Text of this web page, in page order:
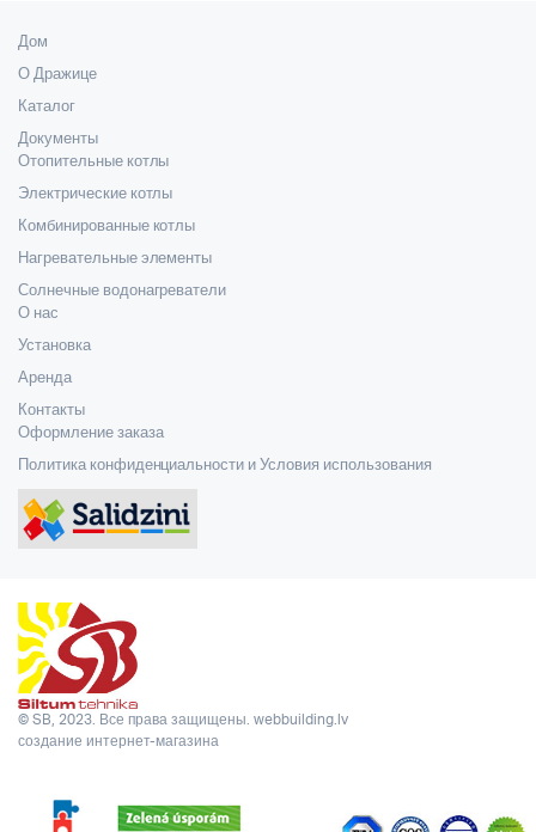
Дом
О Дражице
Каталог
Документы
Отопительные котлы
Электрические котлы
Комбинированные котлы
Нагревательные элементы
Солнечные водонагреватели
О нас
Установка
Аренда
Контакты
Оформление заказа
Политика конфиденциальности и Условия использования
© SB, 2023. Все права защищены.webbuilding.lv
создание интернет-магазина